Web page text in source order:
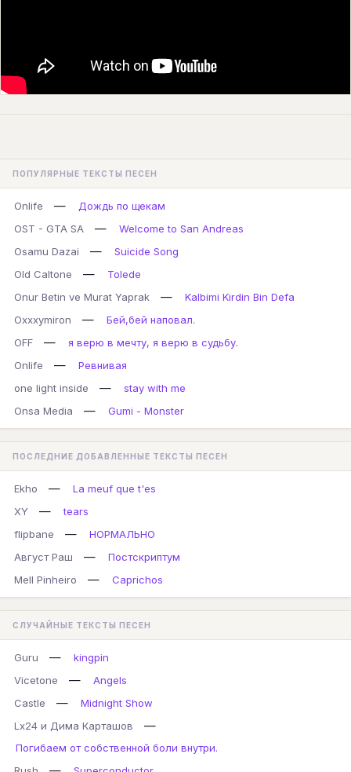
ПОПУЛЯРНЫЕ ТЕКСТЫ ПЕСЕН
Onlife —
Дождь по щекам
OST - GTA SA
—
Welcome to San Andreas
Osamu Dazai
—
Suicide Song
Old Caltone
—
Tolede
Onur Betin ve Murat Yaprak
—
Kalbimi Kirdin Bin Defa
Oxxxymiron
—
Бей,бей наповал.
OFF
—
я верю в мечту, я верю в судьбу.
Onlife
—
Ревнивая
one light inside
—
stay with me
Onsa Media
— Gumi - Monster
ПОСЛЕДНИЕ ДОБАВЛЕННЫЕ ТЕКСТЫ ПЕСЕН
Ekho —
La meuf que t'es
XY
—
tears
flipbane
—
НОРМАЛЬНО
Август Раш
—
Постскриптум
Mell Pinheiro
— Caprichos
СЛУЧАЙНЫЕ ТЕКСТЫ ПЕСЕН
Guru —
kingpin
Vicetone
—
Angels
Castle
—
Midnight Show
Lx24 и Дима Карташов
—
Погибаем от собственной боли внутри.